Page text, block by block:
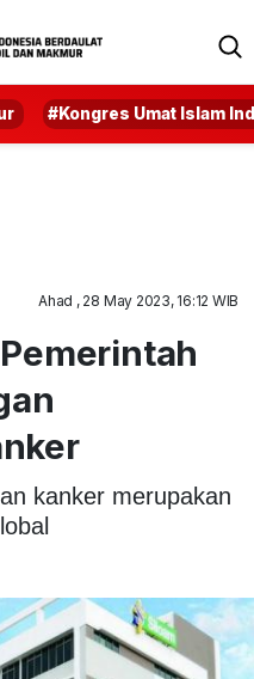
#Kongres Umat Islam
Ahad , 28 May 2023, 16:12 WIB
kanker merupakan